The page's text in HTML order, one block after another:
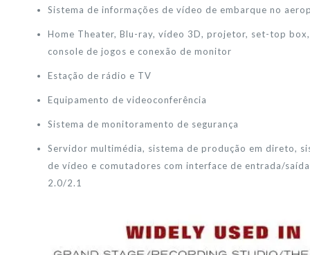
Sistema de informações de vídeo de embarque no
Home Theater, Blu-ray, vídeo 3D, projetor, set-top
console de jogos e conexão de monitor
Estação de rádio e TV
Equipamento de videoconferência
Sistema de monitoramento de segurança
Servidor multimédia, sistema de produção em direto,
de vídeo e comutadores com interface de entrada/
2.0/2.1